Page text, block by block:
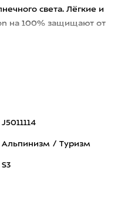
света. Лёгкие и
на 100% защищают от
J5011114
Альпинизм / Туризм
S3